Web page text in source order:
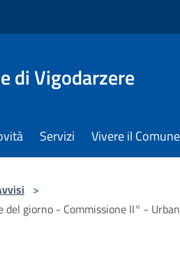
di Vigodarzere
Servizi Vivere il Comune
>
del giorno - Commissione II° -